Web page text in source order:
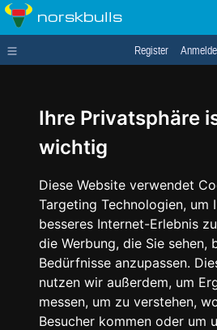
Ihre Privatsphäre
wichtig
Diese Website verwendet
Targeting Technologien, um
besseres Internet-Erlebnis
die Werbung, die Sie sehen,
Bedürfnisse anzupassen.
nutzen wir außerdem, um
messen, um zu verstehen,
Besucher kommen oder um
norskbulls
Register